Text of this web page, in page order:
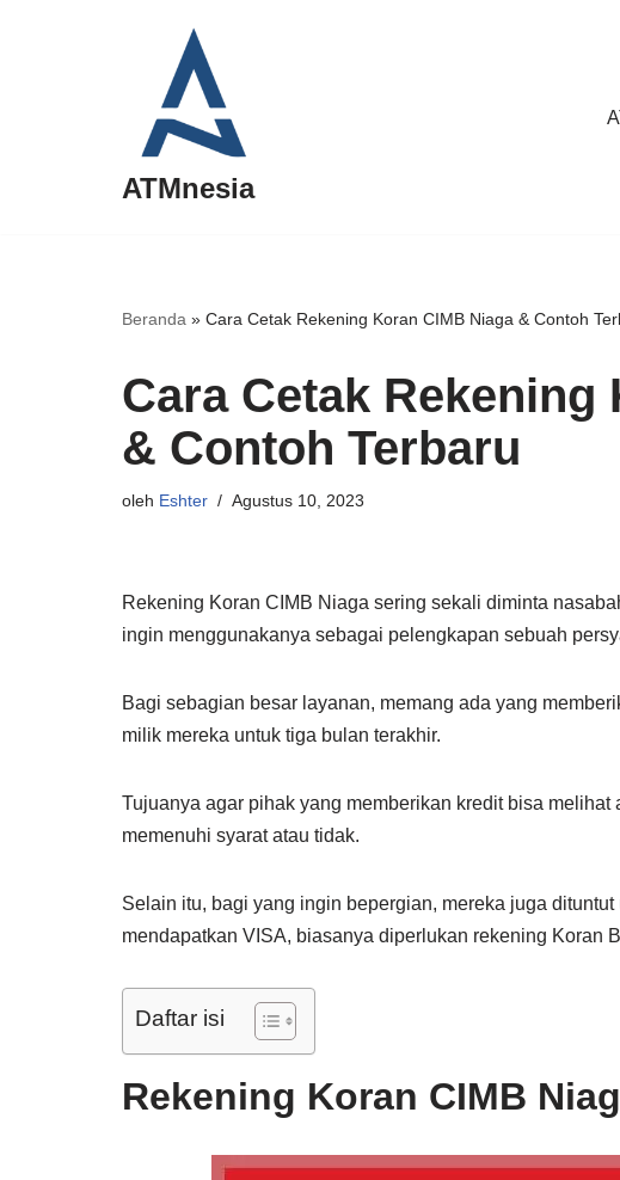
ATMnesia
Beranda » Cara Cetak Rekening Koran CIMB Niaga & Contoh
Cara Cetak Rekening
& Contoh Terbaru
oleh Eshter Agustus 10, 2023
Rekening Koran CIMB Niaga sering sekali diminta
ingin menggunakanya sebagai pelengkapan sebuah
Bagi sebagian besar layanan, memang ada yang
milik mereka untuk tiga bulan terakhir.
Tujuanya agar pihak yang memberikan kredit bisa
memenuhi syarat atau tidak.
Selain itu, bagi yang ingin bepergian, mereka juga
mendapatkan VISA, biasanya diperlukan rekening Koran
Daftar isi
Rekening Koran CIMB